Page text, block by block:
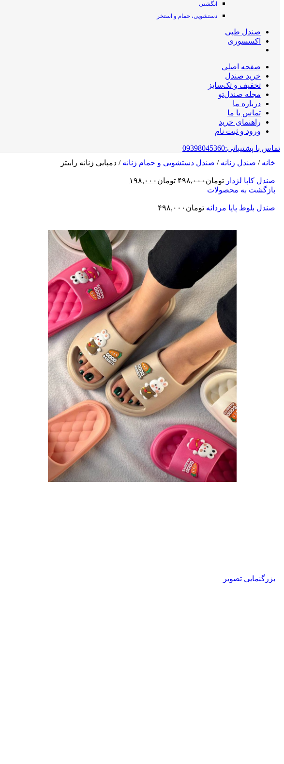
انگشتی
دستشویی، حمام و استخر
صندل طبی
اکسسوری
صفحه اصلی
خرید صندل
تخفیف و تک‌سایز
مجله صندل‌تو
درباره ما
تماس با ما
راهنمای خرید
ورود و ثبت نام
تماس با پشتیبانی:09398045360
خانه/ صندل زنانه/ صندل دستشویی و حمام زنانه/ دمپایی زنانه رابیتز
صندل کاپا لژدار تومان۴۹۸,۰۰۰ تومان ۱۹۸,۰۰۰
بازگشت به محصولات
صندل بلوط پاپا مردانه تومان ۴۹۸,۰۰۰
بزرگنمایی تصویر